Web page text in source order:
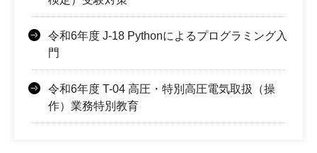
令和6年度 J-18 Pythonによるプログラミング入
門
令和6年度 T-04 高圧・特別高圧電気取扱（操
作）業務特別教育